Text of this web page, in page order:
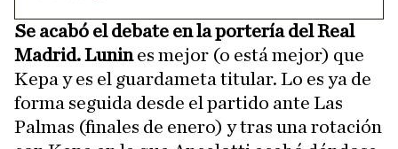
Se acabó el debate en la portería del Real
Madrid.Lunines mejor (o está mejor) que
Kepa y es el guardameta titular. Lo es ya de
forma seguida desde el partido ante Las
Palmas (finales de enero) y tras una rotación